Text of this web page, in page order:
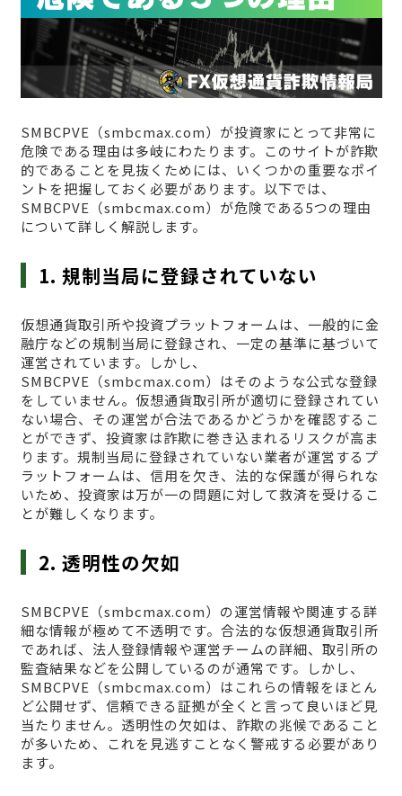
SMBCPVE（smbcmax.com）が投資家にとって非常に
危険である理由は多岐にわたります。このサイトが詐欺
的であることを見抜くためには、いくつかの重要なポイ
ントを把握しておく必要があります。以下では、
SMBCPVE（smbcmax.com）が危険である5つの理由
について詳しく解説します。
1. 規制当局に登録されていない
仮想通貨取引所や投資プラットフォームは、一般的に金
融庁などの規制当局に登録され、一定の基準に基づいて
運営されています。しかし、
SMBCPVE（smbcmax.com）はそのような公式な登録
をしていません。仮想通貨取引所が適切に登録されてい
ない場合、その運営が合法であるかどうかを確認するこ
とができず、投資家は詐欺に巻き込まれるリスクが高ま
ります。規制当局に登録されていない業者が運営するプ
ラットフォームは、信用を欠き、法的な保護が得られな
いため、投資家は万が一の問題に対して救済を受けるこ
とが難しくなります。
2. 透明性の欠如
SMBCPVE（smbcmax.com）の運営情報や関連する詳
細な情報が極めて不透明です。合法的な仮想通貨取引所
であれば、法人登録情報や運営チームの詳細、取引所の
監査結果などを公開しているのが通常です。しかし、
SMBCPVE（smbcmax.com）はこれらの情報をほとん
ど公開せず、信頼できる証拠が全くと言って良いほど見
当たりません。透明性の欠如は、詐欺の兆候であること
が多いため、これを見逃すことなく警戒する必要があり
ます。